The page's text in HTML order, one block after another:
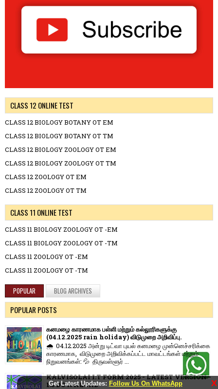
Get Latest Updates: Follow Us On WhatsApp X
CLASS 12 ONLINE TEST
CLASS 12 BIOLOGY BOTANY OT EM
CLASS 12 BIOLOGY BOTANY OT TM
CLASS 12 BIOLOGY ZOOLOGY OT EM
CLASS 12 BIOLOGY ZOOLOGY OT TM
CLASS 12 ZOOLOGY OT EM
CLASS 12 ZOOLOGY OT TM
CLASS 11 ONLINE TEST
CLASS 11 BIOLOGY ZOOLOGY OT -EM
CLASS 11 BIOLOGY ZOOLOGY OT -TM
CLASS 11 ZOOLOGY OT -EM
CLASS 11 ZOOLOGY OT -TM
POPULAR BLOG ARCHIVES
POPULAR POSTS
கனமழை காரணமாக பள்ளி மற்றும் கல்லூரிகளுக்கு
(04.12.2025 rain holiday) விடுமுறை அறிவிப்பு.
🌧️ 04.12.2025 அன்று டிட்வா புயல் கனமழை முன்னெச்சரிக்கை
காரணமாக, விடுமுறை அறிவிக்கப்பட்ட மாவட்டங்கள் மற்றும்
நிறுவனங்கள்: 💦 திருவள்ளூர் ...
KALVISOLAI I.T FORM 2025 - LATEST VERSION -
1.3 DOWNLOAD